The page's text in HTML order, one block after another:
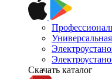
Скачать каталог